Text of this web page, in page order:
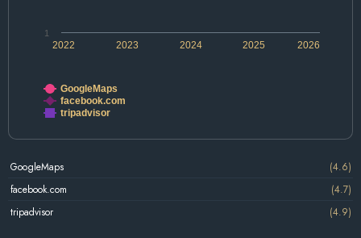
2022 2024 2026
2023 2025
1
GoogleMaps
facebook.com
tripadvisor
GoogleMaps
(4.6)
facebook.com
(4.7)
tripadvisor
(4.9)